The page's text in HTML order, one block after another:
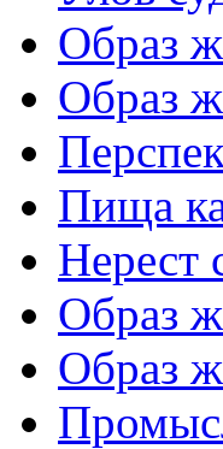
Образ
Образ
Пища
Нерест
Образ
Образ